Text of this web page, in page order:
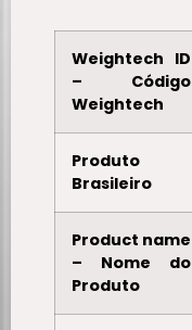
Weightech ID
– Código
Weightech
Produto
Brasileiro
Product name
– Nome do
Produto